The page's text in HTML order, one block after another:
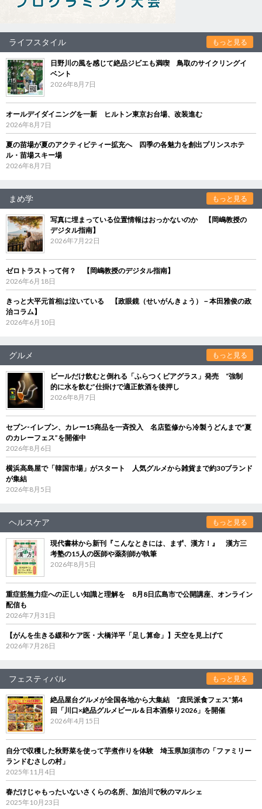
ライフスタイル もっと見る
日野川の風を感じて絶品ジビエも満喫 鳥取のサイクリングイ
ベント
2026年8月7日
オールデイダイニングを一新 ヒルトン東京お台場、改装進む
2026年8月7日
夏の苗場が夏のアクティビティー拡充へ 四季の各魅力を創出プリンスホテ
ル・苗場スキー場
2026年8月7日
まめ学 もっと見る
写真に埋まっている位置情報はおっかないのか 【岡嶋教授の
デジタル指南】
2026年7月22日
ゼロトラストって何？ 【岡嶋教授のデジタル指南】
2026年6月18日
きっと大平元首相は泣いている 【政眼鏡（せいがんきょう）－本田雅俊の政
治コラム】
2026年6月10日
グルメ もっと見る
ビールだけ飲むと倒れる「ふらつくビアグラス」発売 “強制
的に水を飲む”仕掛けで適正飲酒を後押し
2026年8月7日
セブン‐イレブン、カレー15商品を一斉投入 名店監修から冷製うどんまで“夏
のカレーフェス”を開催中
2026年8月6日
横浜高島屋で「韓国市場」がスタート 人気グルメから雑貨まで約30ブランド
が集結
2026年8月5日
ヘルスケア もっと見る
現代書林から新刊『こんなときには、まず、漢方！』 漢方三
考塾の15人の医師や薬剤師が執筆
2026年8月5日
重症筋無力症への正しい知識と理解を 8月8日広島市で公開講座、オンライン
配信も
2026年7月31日
【がんを生きる緩和ケア医・大橋洋平「足し算命」】天空を見上げて
2026年7月28日
フェスティバル もっと見る
絶品屋台グルメが全国各地から大集結 “庶民派食フェス”第4
回「川口×絶品グルメビール＆日本酒祭り2026」を開催
2026年4月15日
自分で収穫した秋野菜を使って芋煮作りを体験 埼玉県加須市の「ファミリー
ランドむさしの村」
2025年11月4日
春だけじゃもったいないさくらの名所、加治川で秋のマルシェ
2025年10月23日